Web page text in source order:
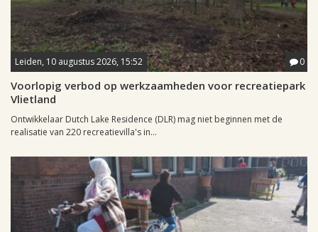
Leiden, 10 augustus 2026, 15:52 0
Voorlopig verbod op werkzaamheden voor recreatiepark
Vlietland
Ontwikkelaar Dutch Lake Residence (DLR) mag niet beginnen met de
realisatie van 220 recreatievilla's in...